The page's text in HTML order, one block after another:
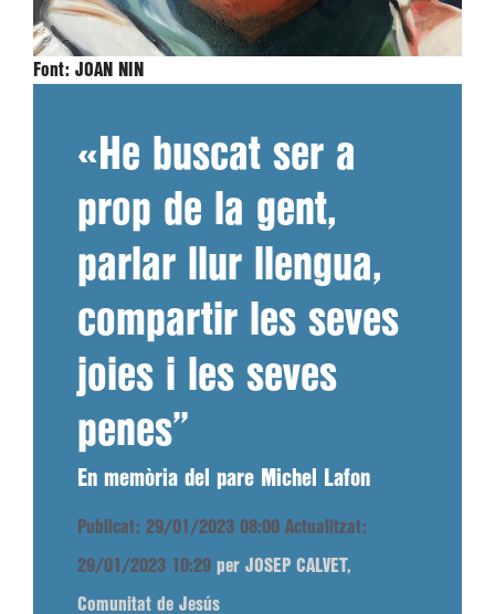
Font: JOAN NIN
«He buscat ser a
prop de la gent,
parlar llur llengua,
compartir les seves
joies i les seves
penes”
En memòria del pare Michel Lafon
Publicat: 29/01/2023 08:00 Actualitzat:
29/01/2023 10:29 per JOSEP CALVET,
Comunitat de Jesús